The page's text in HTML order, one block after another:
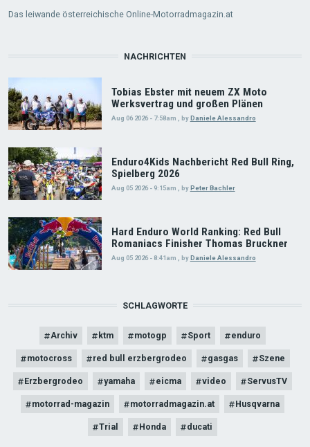
Das leiwande österreichische Online-Motorradmagazin.at
NACHRICHTEN
Tobias Ebster mit neuem ZX Moto
Werksvertrag und großen Plänen
Aug 06 2026 - 7:58am byDaniele Alessandro
Enduro4Kids Nachbericht Red Bull Ring,
Spielberg 2026
Aug 05 2026 - 9:15am byPeter Bachler
Hard Enduro World Ranking: Red Bull
Romaniacs Finisher Thomas Bruckner
Aug 05 2026 - 8:41am byDaniele Alessandro
SCHLAGWORTE
Archiv ktm motogp Sport enduro
motocross red bull erzbergrodeo gasgas Szene
Erzbergrodeo yamaha eicma video ServusTV
motorrad-magazin motorradmagazin.at Husqvarna
Trial Honda ducati